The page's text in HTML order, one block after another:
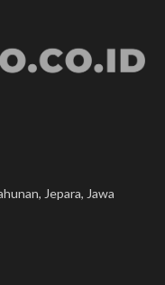
Jepara, Jawa